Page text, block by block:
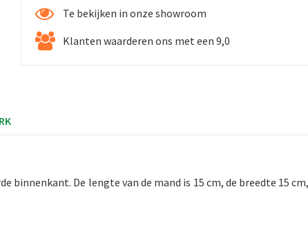
Te bekijken in onze showroom
Klanten waarderen ons met een 9,0
De lengte van de mand is 15 cm, de breedte 15